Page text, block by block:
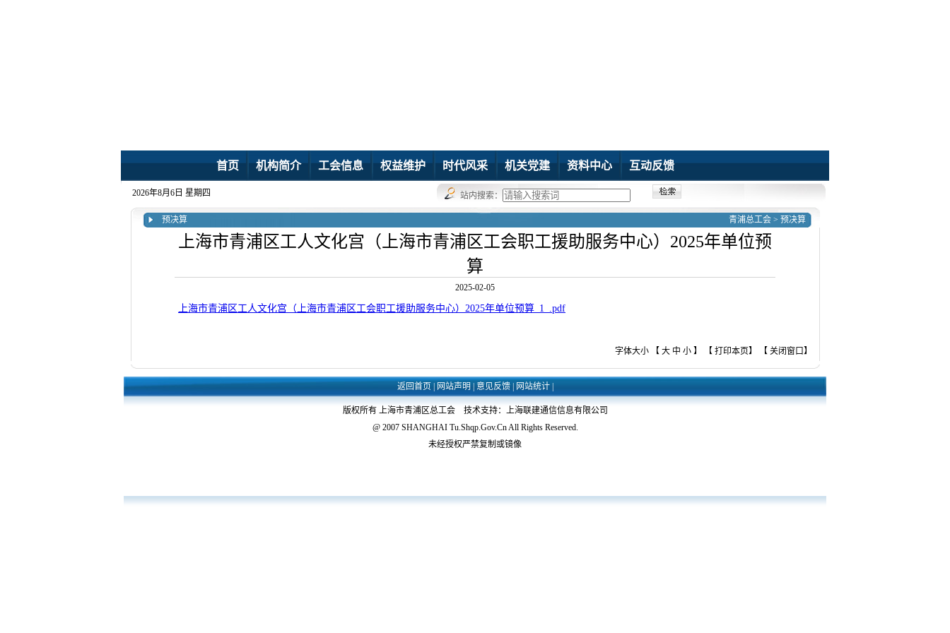
首页 机构简介 工会信息 权益维护 时代风采 机关党建 资料中心 互动反馈
2026年8月6日 星期四 站内搜索：
预决算 青浦总工会 > 预决算
上海市青浦区工人文化宫（上海市青浦区工会职工援助服务中心）2025年单位预
算
2025-02-05
上海市青浦区工人文化宫（上海市青浦区工会职工援助服务中心）2025年单位预算_1_.pdf
字体大小 【 大 中 小】 【 打印本页】 【 关闭窗口】
返回首页 网站声明 意见反馈| 网站统计|
版权所有 上海市青浦区总工会 技术支持：上海联建通信信息有限公司
@ 2007 SHANGHAI Tu.Shqp.Gov.Cn All Rights Reserved.
未经授权严禁复制或镜像